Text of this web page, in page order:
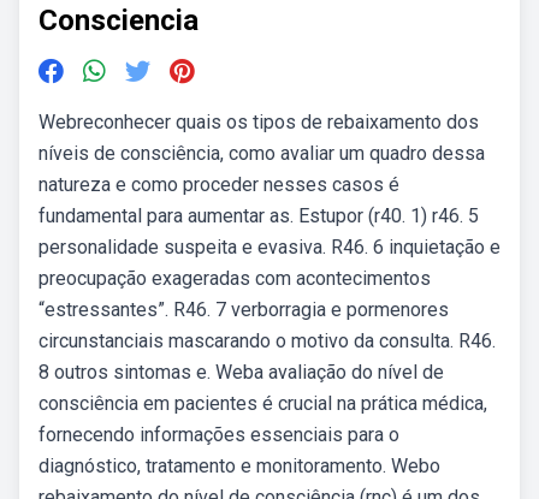
Consciencia
Webreconhecer quais os tipos de rebaixamento dos
níveis de consciência, como avaliar um quadro dessa
natureza e como proceder nesses casos é
fundamental para aumentar as. Estupor (r40. 1) r46. 5
personalidade suspeita e evasiva. R46. 6 inquietação e
preocupação exageradas com acontecimentos
“estressantes”. R46. 7 verborragia e pormenores
circunstanciais mascarando o motivo da consulta. R46.
8 outros sintomas e. Weba avaliação do nível de
consciência em pacientes é crucial na prática médica,
fornecendo informações essenciais para o
diagnóstico, tratamento e monitoramento. Webo